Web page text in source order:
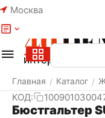
Москва
Главная / Каталог /
КОД:
Бюстгальтер
Меню